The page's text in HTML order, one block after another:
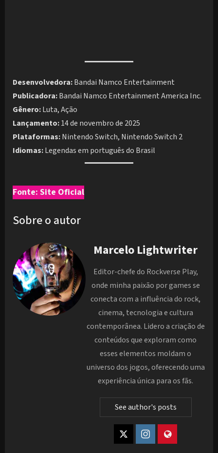
Desenvolvedora:Bandai Namco Entertainment
Publicadora:Bandai Namco Entertainment America Inc.
Gênero:Luta, Ação
Lançamento:14 de novembro de 2025
Plataformas:Nintendo Switch, Nintendo Switch 2
Idiomas:Legendas em português do Brasil
Fonte: Site Oficial
Sobre o autor
Marcelo Lightwriter
Editor-chefe do Rockverse Play,
onde minha paixão por games se
conecta com a influência do rock,
cinema, tecnologia e cultura
contemporânea. Lidero a criação de
conteúdos que exploram como
esses elementos moldam o
universo dos jogos, oferecendo uma
experiência única para os fãs.
See author's posts